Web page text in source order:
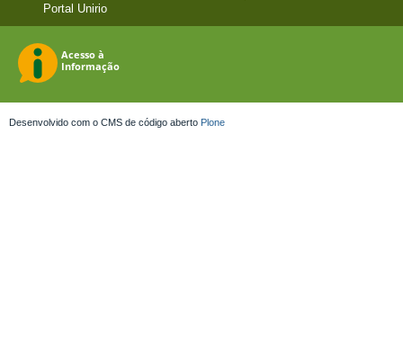
Portal Unirio
Desenvolvido com o CMS de código aberto Plone